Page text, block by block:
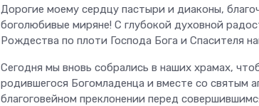
Дорогие моему сердцу пастыри и диаконы,
боголюбивые миряне! С глубокой духовной
Рождества по плоти Господа Бога и Спасителя
Сегодня мы вновь собрались в наших храмах,
родившегося Богомладенца и вместе со святым
благоговейном преклонении перед